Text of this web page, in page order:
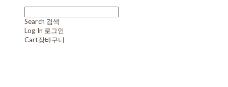
Search 검색
Log In 로그인
Cart장바구니